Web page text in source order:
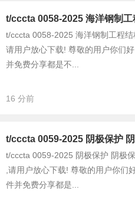
t/cccta 0058-2025 海洋钢制
t/cccta 0058-2025 海洋钢制工程
请用户放心下载! 尊敬的用户你们
并免费分享都是不...
16 分前
t/cccta 0059-2025 阴极保护
t/cccta 0059-2025 阴极保护 阴极
,请用户放心下载! 尊敬的用户你们
件并免费分享都是...